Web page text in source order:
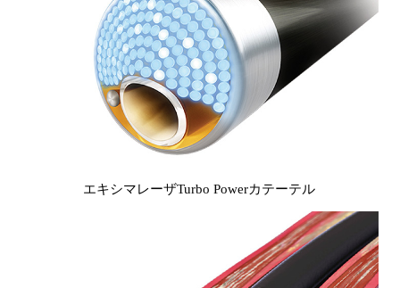
エキシマレーザTurbo Powerカテーテル